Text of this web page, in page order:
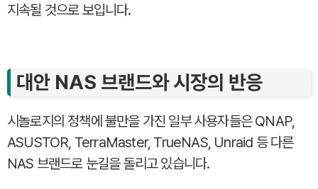
지속될 것으로 보입니다.
대안 NAS 브랜드와 시장의 반응
시놀로지의 정책에 불만을 가진 일부 사용자들은 QNAP,
ASUSTOR, TerraMaster, TrueNAS, Unraid 등 다른
NAS 브랜드로 눈길을 돌리고 있습니다.